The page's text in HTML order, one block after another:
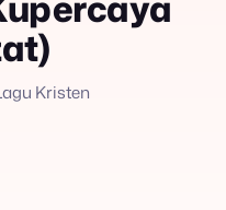
Kristen